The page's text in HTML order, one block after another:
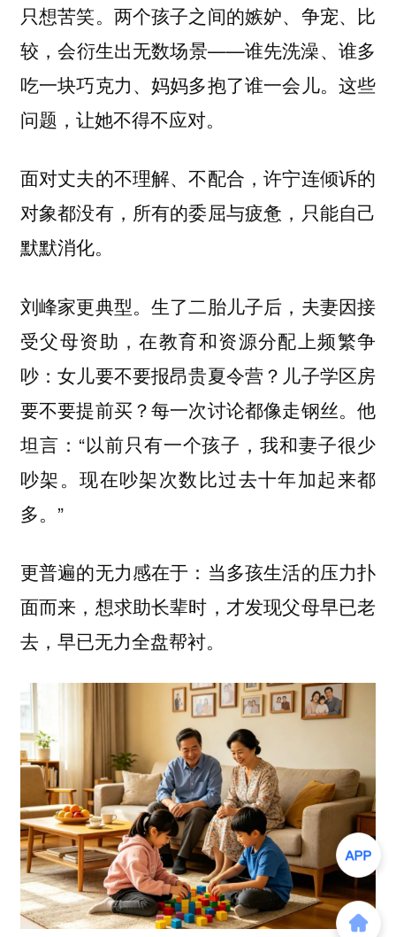
只想苦笑。两个孩子之间的嫉妒、争宠、比
较，会衍生出无数场景——谁先洗澡、谁多
吃一块巧克力、妈妈多抱了谁一会儿。这些
问题，让她不得不应对。
面对丈夫的不理解、不配合，许宁连倾诉的
对象都没有，所有的委屈与疲惫，只能自己
默默消化。
刘峰家更典型。生了二胎儿子后，夫妻因接
受父母资助，在教育和资源分配上频繁争
吵：女儿要不要报昂贵夏令营？儿子学区房
要不要提前买？每一次讨论都像走钢丝。他
坦言：“以前只有一个孩子，我和妻子很少
吵架。现在吵架次数比过去十年加起来都
多。”
更普遍的无力感在于：当多孩生活的压力扑
面而来，想求助长辈时，才发现父母早已老
去，早已无力全盘帮衬。